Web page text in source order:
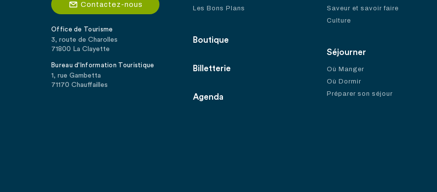
Contactez-nous
Office de Tourisme
3, route de Charolles
71800 La Clayette
Bureau d'Information Touristique
1, rue Gambetta
71170 Chauffailles
Les Bons Plans
Boutique
Billetterie
Agenda
Saveur et savoir faire
Culture
Séjourner
Où Manger
Où Dormir
Préparer son séjour